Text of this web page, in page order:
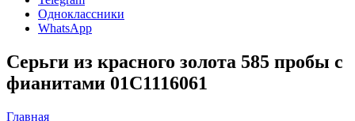
Одноклассники
WhatsApp
Серьги из красного золота 585 пробы с
фианитами 01С1116061
Главная